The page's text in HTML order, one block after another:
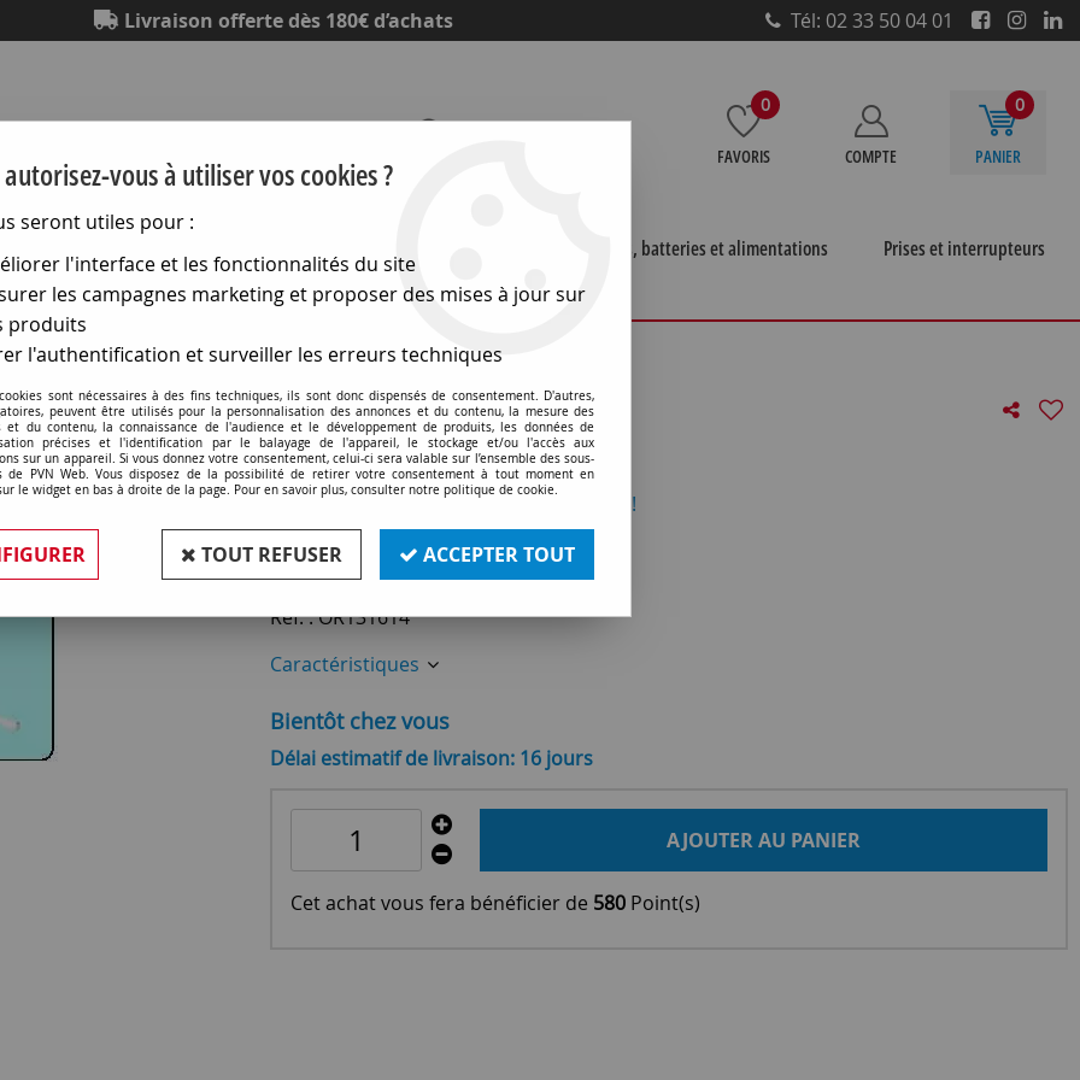
Livraison offerte dès 180€ d’achats Tél: 02 33 50 04 01
0
FAVORIS COMPTE
0
PANIER
Piles, batteries et alimentations
Prises et interrupteurs
>Lampes uv-ir>Lampes pour bronzage >Tube fluo uva intensif avec reflecteur
*g13 38x1500 80w uva (131614)
Soyez le premier à donner votre avis !
58,90 €TTC
Réf. :OR131614
Caractéristiques
Bientôt chez vous
Délai estimatif de livraison: 16 jours
AJOUTER AU PANIER
Cet achat vous fera bénéficier de 580 Point(s)
vous à utiliser vos cookies ?
seront utiles pour :
l'interface et les fonctionnalités du site
les campagnes marketing et proposer des mises à jour sur
produits
l'authentification et surveiller les erreurs techniques
sont nécessaires à des fins techniques, ils sont donc dispensés de consentement. D'autres,
peuvent être utilisés pour la personnalisation des annonces et du contenu, la mesure des
et du contenu, la connaissance de l'audience et le développement de produits, les données de
précises et l'identification par le balayage de l'appareil, le stockage et/ou l'accès aux
sur un appareil. Si vous donnez votre consentement, celui-ci sera valable sur l’ensemble des sous-
de PVN Web. Vous disposez de la possibilité de retirer votre consentement à tout moment en
le widget en bas à droite de la page. Pour en savoir plus, consulter notre politique de cookie.
TOUT REFUSER ACCEPTER TOUT